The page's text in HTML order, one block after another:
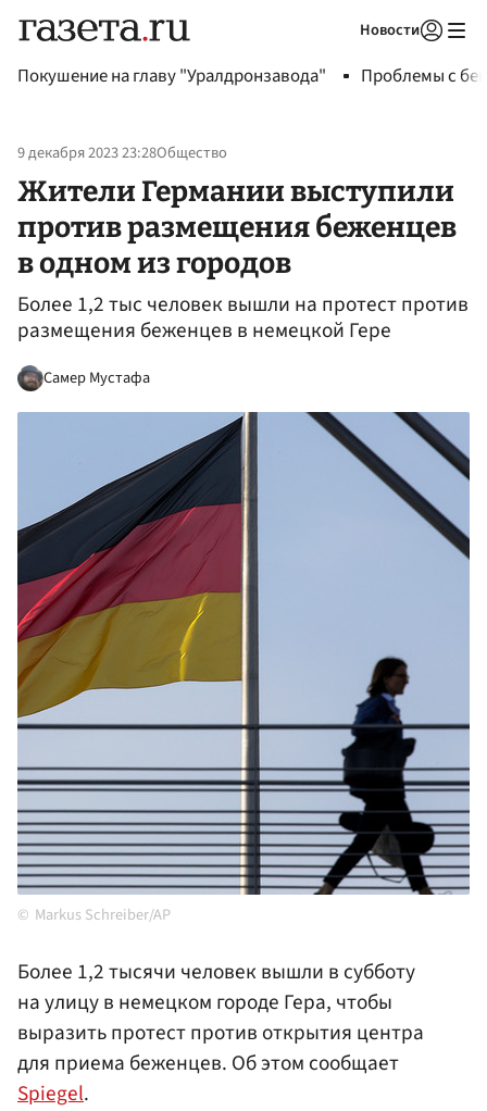
Новости
Покушение на главу "Уралдронзавода" Проблемы с
9 декабря 2023 23:28Общество
Жители Германии выступили
против размещения беженцев
в одном из городов
Более 1,2 тыс человек вышли на протест против
размещения беженцев в немецкой Гере
Самер Мустафа
Markus Schreiber/AP
Более 1,2 тысячи человек вышли в субботу
на улицу в немецком городе Гера, чтобы
выразить протест против открытия центра
для приема беженцев. Об этом сообщает
Spiegel.